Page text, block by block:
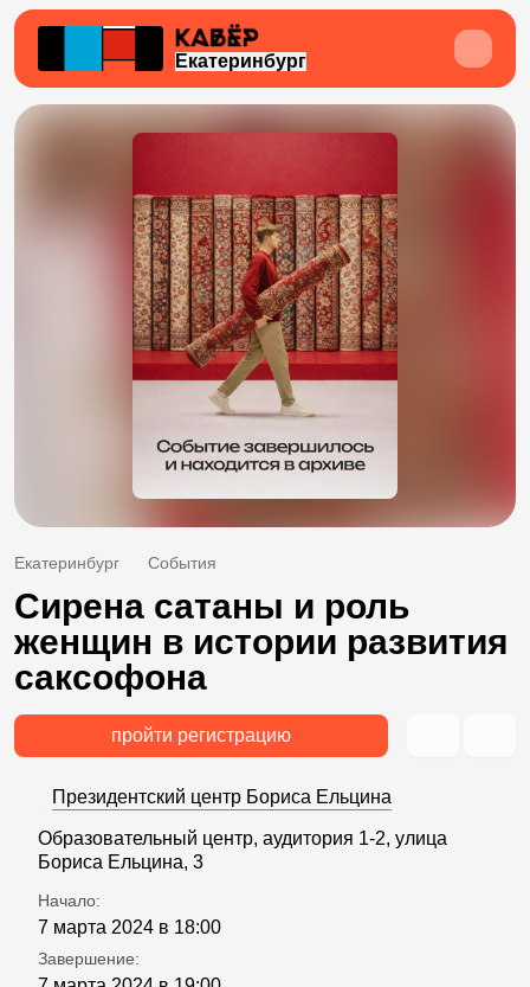
Екатеринбург
Екатеринбург События
Сирена сатаны и роль
женщин в истории развития
саксофона
пройти регистрацию
Президентский центр Бориса Ельцина
Образовательный центр, аудитория 1-2, улица
Бориса Ельцина, 3
Начало:
7 марта 2024 в 18:00
Завершение: